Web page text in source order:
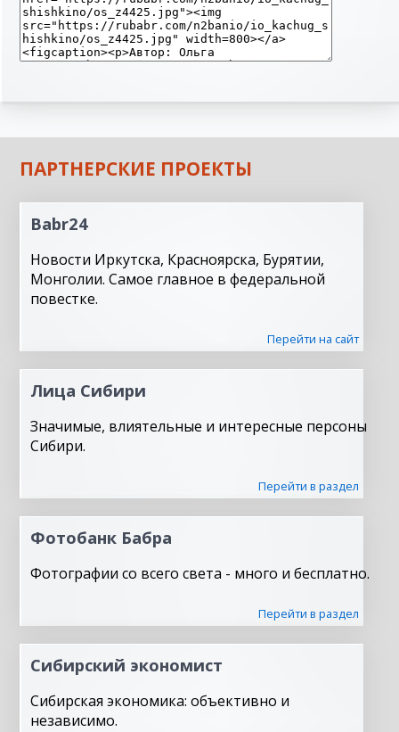
ПАРТНЕРСКИЕ ПРОЕКТЫ
Babr24
Новости Иркутска, Красноярска, Бурятии,
Монголии. Самое главное в федеральной
повестке.
Перейти на сайт
Лица Сибири
Значимые, влиятельные и интересные персоны
Сибири.
Перейти в раздел
Фотобанк Бабра
Фотографии со всего света - много и бесплатно.
Перейти в раздел
Сибирский экономист
Сибирская экономика: объективно и
независимо.